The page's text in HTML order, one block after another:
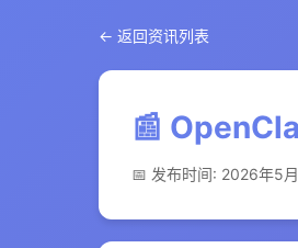
← 返回资讯列表
📰
📅 发布时间: 2026年5